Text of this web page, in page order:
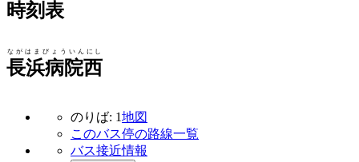
時刻表
長浜病院西
ながはまびょういんにし
のりば: 1地図
このバス停の路線一覧
バス接近情報